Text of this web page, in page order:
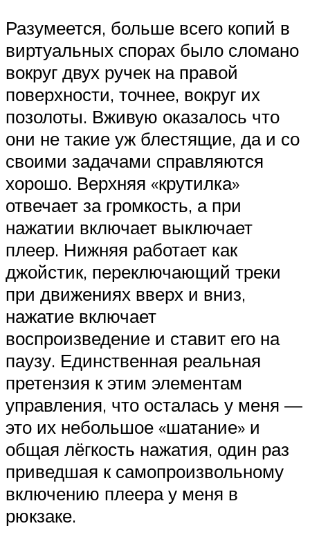
Разумеется, больше всего копий в
виртуальных спорах было сломано
вокруг двух ручек на правой
поверхности, точнее, вокруг их
позолоты. Вживую оказалось что
они не такие уж блестящие, да и со
своими задачами справляются
хорошо. Верхняя «крутилка»
отвечает за громкость, а при
нажатии включает выключает
плеер. Нижняя работает как
джойстик, переключающий треки
при движениях вверх и вниз,
нажатие включает
воспроизведение и ставит его на
паузу. Единственная реальная
претензия к этим элементам
управления, что осталась у меня —
это их небольшое «шатание» и
общая лёгкость нажатия, один раз
приведшая к самопроизвольному
включению плеера у меня в
рюкзаке.